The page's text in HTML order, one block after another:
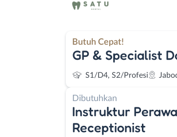
Butuh Cepat!
GP & Specialist
S1/D4, S2/Profesi
Dibutuhkan
Instruktur
Receptionist